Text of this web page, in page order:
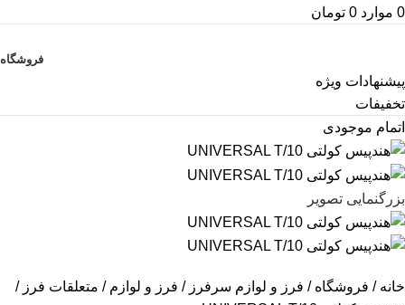
0 موارد 0 تومان
فروشگاه
پیشنهادات ویژه
تخفیفات
اتمام موجودی
بزرگنمایی تصویر
خانه فروشگاه فرز و لوازم سرفرز فرز و لوازم متعلقات فرز